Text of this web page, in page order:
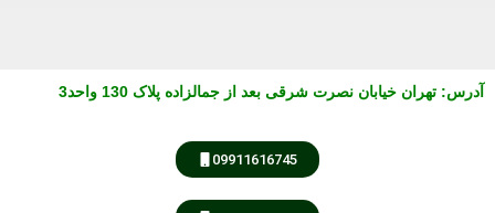
آدرس: تهران خیابان نصرت شرقی بعد از جمالزاده پلاک 130 واحد3
09911616745